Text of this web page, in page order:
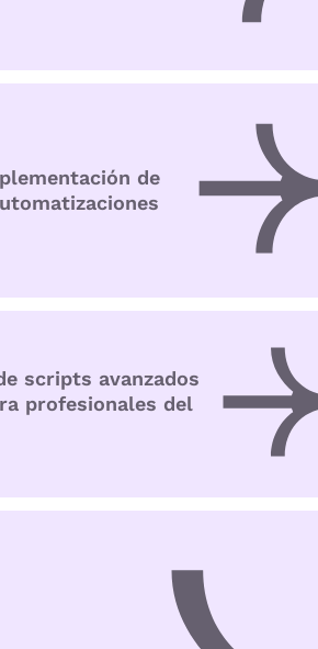
de
scripts avanzados
profesionales del